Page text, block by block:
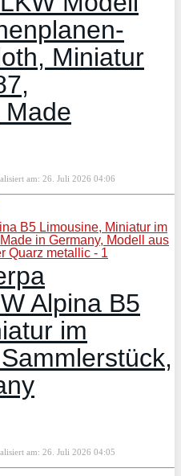
Miniatur
am: 26. Juli 2026 04:06
Alpina B5
im
am: 26. Juli 2026 04:05